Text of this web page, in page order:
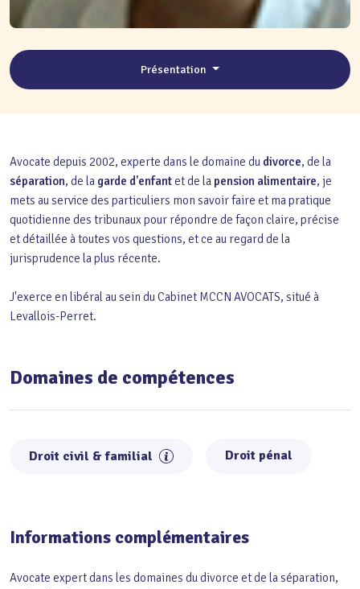
Présentation
Avocate depuis 2002, experte dans le domaine du divorce, de la
séparation, de la garde d'enfantet de la pension alimentaire, je
mets au service des particuliers mon savoir faire et ma pratique
quotidienne des tribunaux pour répondre de façon claire, précise
et détaillée à toutes vos questions, et ce au regard de la
jurisprudence la plus récente.
J'exerce en libéral au sein du Cabinet MCCN AVOCATS, situé à
Levallois-Perret.
Domaines de compétences
Droit civil & familial Droit pénal
Informations complémentaires
Avocate expert dans les domaines du divorce et de la séparation,